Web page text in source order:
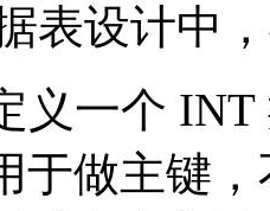
表设计中
义一个
于做主键